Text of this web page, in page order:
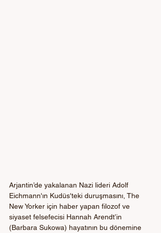
Arjantin’de yakalanan Nazi lideri Adolf
Eichmann'ın Kudüs'teki duruşmasını, The
New Yorker için haber yapan filozof ve
siyaset felsefecisi Hannah Arendt’in
(Barbara Sukowa) hayatının bu dönemine